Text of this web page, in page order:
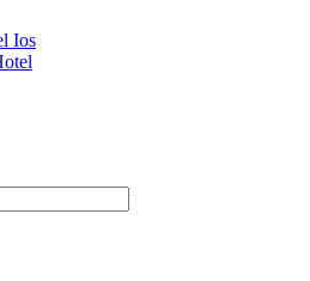
Ios